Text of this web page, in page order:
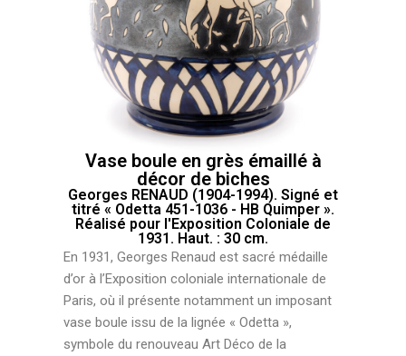
Vase boule en grès émaillé à
décor de biches
Georges RENAUD (1904-1994). Signé et
titré « Odetta 451-1036 - HB Quimper ».
Réalisé pour l'Exposition Coloniale de
1931. Haut. : 30 cm.
En 1931, Georges Renaud est sacré médaille
d’or à l’Exposition coloniale internationale de
Paris, où il présente notamment un imposant
vase boule issu de la lignée « Odetta »,
symbole du renouveau Art Déco de la